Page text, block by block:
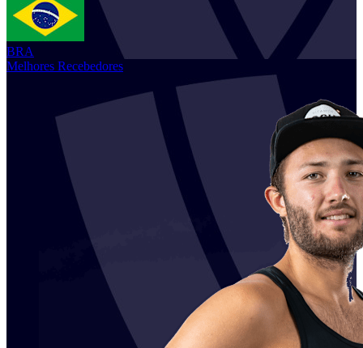
BRA
Melhores Recebedores